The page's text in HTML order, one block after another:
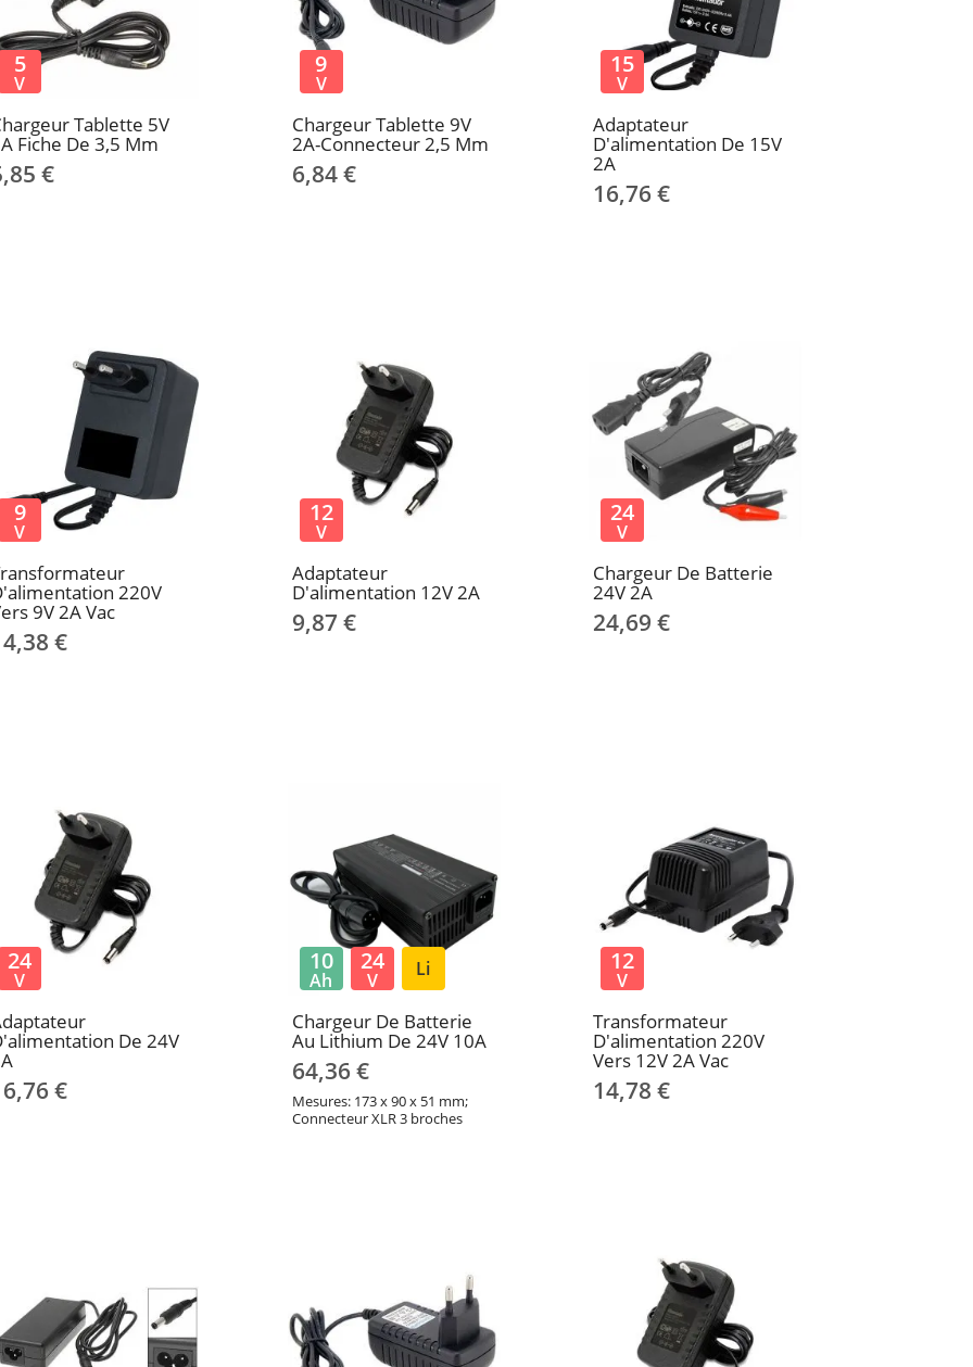
Tablette 5V
Fiche De 3,5 Mm
€
5
V
Chargeur Tablette 9V
2A-Connecteur 2,5 Mm
6,84 €
9
V
Adaptateur
D'alimentation De 15V
2A
16,76 €
15
V
220V
9V 2A Vac
€
9
V
Adaptateur
D'alimentation 12V 2A
9,87 €
12
V
Chargeur De Batterie
24V 2A
24,69 €
24
V
De 24V
€
24
V
Chargeur De Batterie
Au Lithium De 24V 10A
64,36 €
Mesures: 173 x 90 x 51 mm;
Connecteur XLR 3 broches
10
Ah
24
V Li
Transformateur
D'alimentation 220V
Vers 12V 2A Vac
14,78 €
12
V